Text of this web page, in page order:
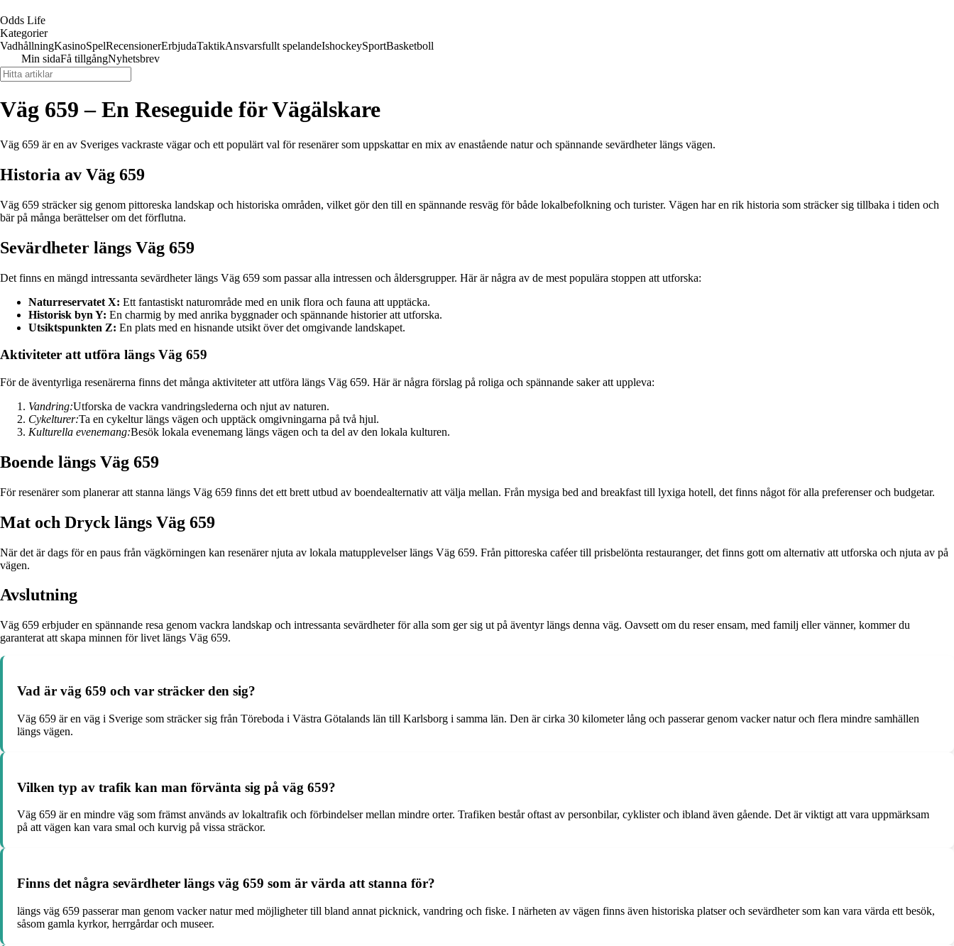
Odds Life
Kategorier
VadhållningKasinoSpelRecensionerErbjudaTaktikAnsvarsfullt spelandeIshockeySportBasketboll
Min sidaFå tillgångNyhetsbrev
Väg 659 – En Reseguide för Vägälskare
Väg 659 är en av Sveriges vackraste vägar och ett populärt val för resenärer som uppskattar en mix av enastående natur och spännande sevärdheter längs vägen.
Historia av Väg 659
Väg 659 sträcker sig genom pittoreska landskap och historiska områden, vilket gör den till en spännande resväg för både lokalbefolkning och turister. Vägen har en rik historia som sträcker sig tillbaka i tiden och
bär på många berättelser om det förflutna.
Sevärdheter längs Väg 659
Det finns en mängd intressanta sevärdheter längs Väg 659 som passar alla intressen och åldersgrupper. Här är några av de mest populära stoppen att utforska:
Naturreservatet X: Ett fantastiskt naturområde med en unik flora och fauna att upptäcka.
Historisk byn Y: En charmig by med anrika byggnader och spännande historier att utforska.
Utsiktspunkten Z: En plats med en hisnande utsikt över det omgivande landskapet.
Aktiviteter att utföra längs Väg 659
För de äventyrliga resenärerna finns det många aktiviteter att utföra längs Väg 659. Här är några förslag på roliga och spännande saker att uppleva:
Vandring:Utforska de vackra vandringslederna och njut av naturen.
Cykelturer:Ta en cykeltur längs vägen och upptäck omgivningarna på två hjul.
Kulturella evenemang:Besök lokala evenemang längs vägen och ta del av den lokala kulturen.
Boende längs Väg 659
För resenärer som planerar att stanna längs Väg 659 finns det ett brett utbud av boendealternativ att välja mellan. Från mysiga bed and breakfast till lyxiga hotell, det finns något för alla preferenser och budgetar.
Mat och Dryck längs Väg 659
När det är dags för en paus från vägkörningen kan resenärer njuta av lokala matupplevelser längs Väg 659. Från pittoreska caféer till prisbelönta restauranger, det finns gott om alternativ att utforska och njuta av på
vägen.
Avslutning
Väg 659 erbjuder en spännande resa genom vackra landskap och intressanta sevärdheter för alla som ger sig ut på äventyr längs denna väg. Oavsett om du reser ensam, med familj eller vänner, kommer du
garanterat att skapa minnen för livet längs Väg 659.
Vad är väg 659 och var sträcker den sig?
Väg 659 är en väg i Sverige som sträcker sig från Töreboda i Västra Götalands län till Karlsborg i samma län. Den är cirka 30 kilometer lång och passerar genom vacker natur och flera mindre samhällen
längs vägen.
Vilken typ av trafik kan man förvänta sig på väg 659?
Väg 659 är en mindre väg som främst används av lokaltrafik och förbindelser mellan mindre orter. Trafiken består oftast av personbilar, cyklister och ibland även gående. Det är viktigt att vara uppmärksam
på att vägen kan vara smal och kurvig på vissa sträckor.
Finns det några sevärdheter längs väg 659 som är värda att stanna för?
längs väg 659 passerar man genom vacker natur med möjligheter till bland annat picknick, vandring och fiske. I närheten av vägen finns även historiska platser och sevärdheter som kan vara värda ett besök,
såsom gamla kyrkor, herrgårdar och museer.